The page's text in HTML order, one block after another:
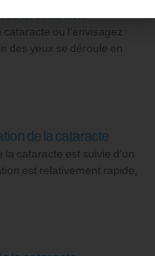
ou l’envisagez
des yeux se déroule en
de la cataracte
cataracte est suivie d’un
est relativement rapide,